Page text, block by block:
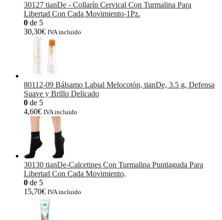
30127 tianDe - Collarín Cervical Con Turmalina Para
Libertad Con Cada Movimiento-1Pz.
0 de 5
30,30€ IVA incluido
80112-09 Bálsamo Labial Melocotón, tianDe, 3.5 g, Defensa
Suave y Brillo Delicado
0 de 5
4,60€ IVA incluido
30130 tianDe-Calcetines Con Turmalina Puntiaguda Para
Libertad Con Cada Movimiento,
0 de 5
15,70€ IVA incluido